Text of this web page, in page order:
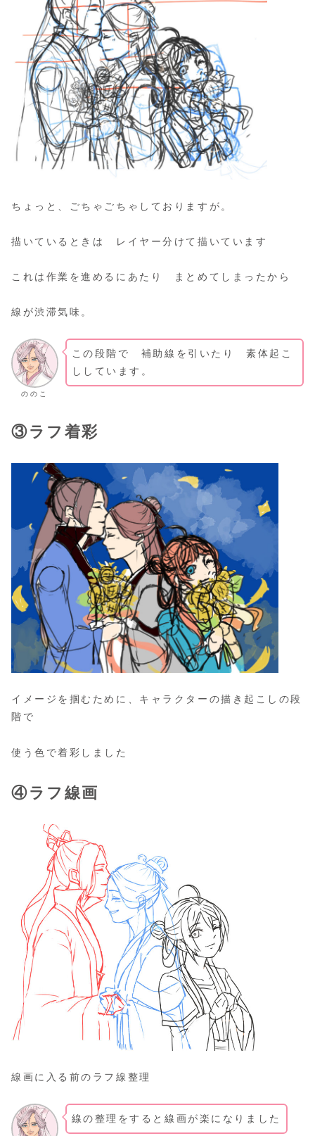
ちょっと、ごちゃごちゃしておりますが。
描いているときは レイヤー分けて描いています
これは作業を進めるにあたり まとめてしまったから
線が渋滞気味。
ののこ
この段階で 補助線を引いたり 素体起こ
ししています。
③ラフ着彩
イメージを掴むために、キャラクターの描き起こしの段
階で
使う色で着彩しました
④ラフ線画
線画に入る前のラフ線整理
線の整理をすると線画が楽になりました